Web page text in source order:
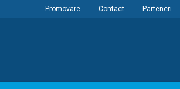
Promovare Contact Parteneri